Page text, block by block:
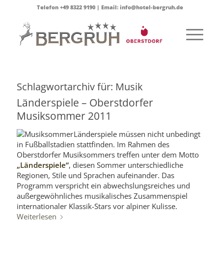
Telefon +49 8322 9190 | Email: info@hotel-bergruh.de
Schlagwortarchiv für: Musik
Länderspiele – Oberstdorfer
Musiksommer 2011
Länderspiele müssen nicht unbedingt
in Fußballstadien stattfinden. Im Rahmen des
Oberstdorfer Musiksommers treffen unter dem Motto
„Länderspiele“, diesen Sommer unterschiedliche
Regionen, Stile und Sprachen aufeinander. Das
Programm verspricht ein abwechslungsreiches und
außergewöhnliches musikalisches Zusammenspiel
internationaler Klassik-Stars vor alpiner Kulisse.
Weiterlesen